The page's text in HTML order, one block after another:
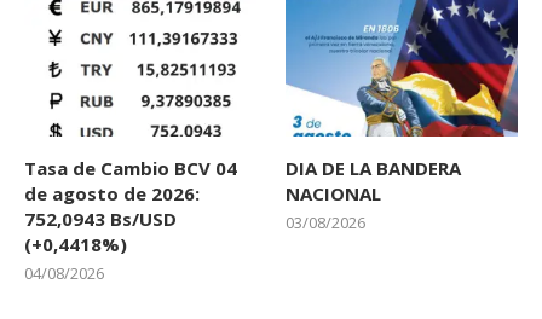
Tasa de Cambio BCV 04
de agosto de 2026:
752,0943 Bs/USD
(+0,4418%)
04/08/2026
DIA DE LA BANDERA
NACIONAL
03/08/2026